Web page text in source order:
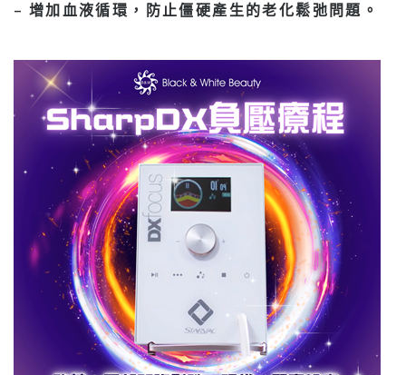
– 增加血液循環，防止僵硬產生的老化鬆弛問題。